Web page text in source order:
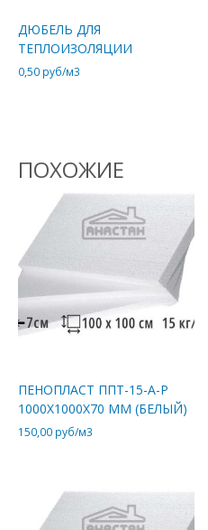
ДЮБЕЛЬ ДЛЯ
ТЕПЛОИЗОЛЯЦИИ
0,50 руб/м3
ПОХОЖИЕ
ПЕНОПЛАСТ ППТ-15-А-Р
1000Х1000Х70 ММ (БЕЛЫЙ)
150,00 руб/м3